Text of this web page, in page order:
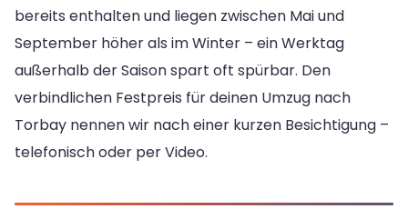
bereits enthalten und liegen zwischen Mai und
September höher als im Winter – ein Werktag
außerhalb der Saison spart oft spürbar. Den
verbindlichen Festpreis für deinen Umzug nach
Torbay nennen wir nach einer kurzen Besichtigung –
telefonisch oder per Video.